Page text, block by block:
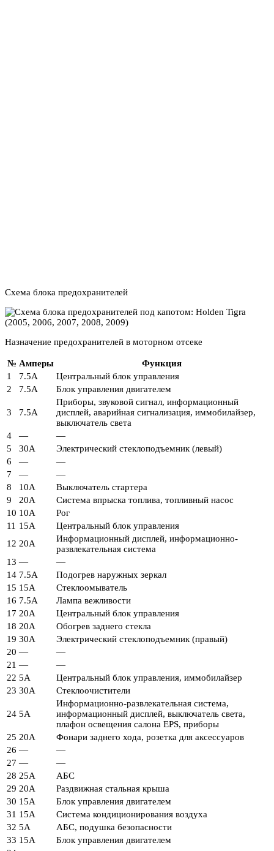
Схема блока предохранителей
Назначение предохранителей в моторном отсеке
№ Амперы
Функция
1
7.5А
Центральный блок управления
2
7.5А Блок управления двигателем
3 7.5А
Приборы, звуковой сигнал, информационный
дисплей, аварийная сигнализация, иммобилайзер,
выключатель света
4
—
—
5
30А
Электрический стеклоподъемник (левый)
6
—
—
7
—
—
8
10А
Выключатель стартера
9
20А
Система впрыска топлива, топливный насос
10 10А
Рог
11 15А
Центральный блок управления
12 20А
Информационный дисплей, информационно-
развлекательная система
13 —
—
14 7.5А
Подогрев наружных зеркал
15 15А
Стеклоомыватель
16 7.5А
Лампа вежливости
17 20А
Центральный блок управления
18 20А
Обогрев заднего стекла
19 30А
Электрический стеклоподъемник (правый)
20 —
—
21 —
—
22 5А
Центральный блок управления, иммобилайзер
23 30А Стеклоочистители
24 5А
Информационно-развлекательная система,
информационный дисплей, выключатель света,
плафон освещения салона EPS, приборы
25 20А
Фонари заднего хода, розетка для аксессуаров
26 —
—
27 —
—
28 25А
АБС
29 20А
Раздвижная стальная крыша
30 15А
Блок управления двигателем
31 15А
Система кондиционирования воздуха
32 5А
АБС, подушка безопасности
33 15А
Блок управления двигателем